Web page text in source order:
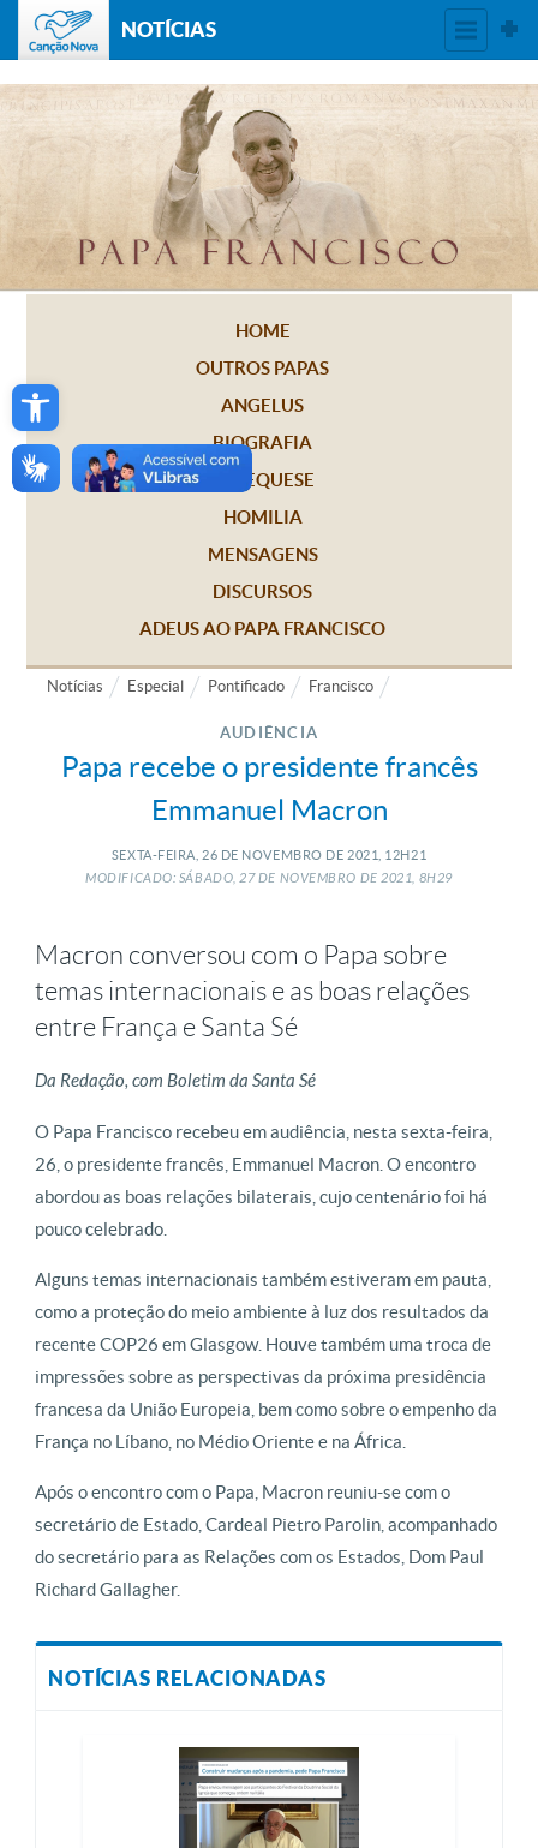
Open toolbar
NOTÍCIAS
HOME
OUTROS PAPAS
ANGELUS
BIOGRAFIA
CATEQUESE
HOMILIA
MENSAGENS
DISCURSOS
ADEUS AO PAPA FRANCISCO
Notícias Especial Pontificado Francisco
AUDIÊNCIA
Papa recebe o presidente francês
Emmanuel Macron
SEXTA-FEIRA, 26 DE NOVEMBRO DE 2021, 12H21
MODIFICADO: SÁBADO, 27DE NOVEMBRO DE2021, 8H29
Macron conversou com o Papa sobre
temas internacionais e as boas relações
entre França e Santa Sé
Da Redação, com Boletim da Santa Sé
O Papa Francisco recebeu em audiência, nesta sexta-feira,
26, o presidente francês, Emmanuel Macron. O encontro
abordou as boas relações bilaterais, cujo centenário foi há
pouco celebrado.
Alguns temas internacionais também estiveram em pauta,
como a proteção do meio ambiente à luz dos resultados da
recente COP26 em Glasgow. Houve também uma troca de
impressões sobre as perspectivas da próxima presidência
francesa da União Europeia, bem como sobre o empenho da
França no Líbano, no Médio Oriente e na África.
Após o encontro com o Papa, Macron reuniu-se com o
secretário de Estado, Cardeal Pietro Parolin, acompanhado
do secretário para as Relações com os Estados, Dom Paul
Richard Gallagher.
NOTÍCIAS RELACIONADAS